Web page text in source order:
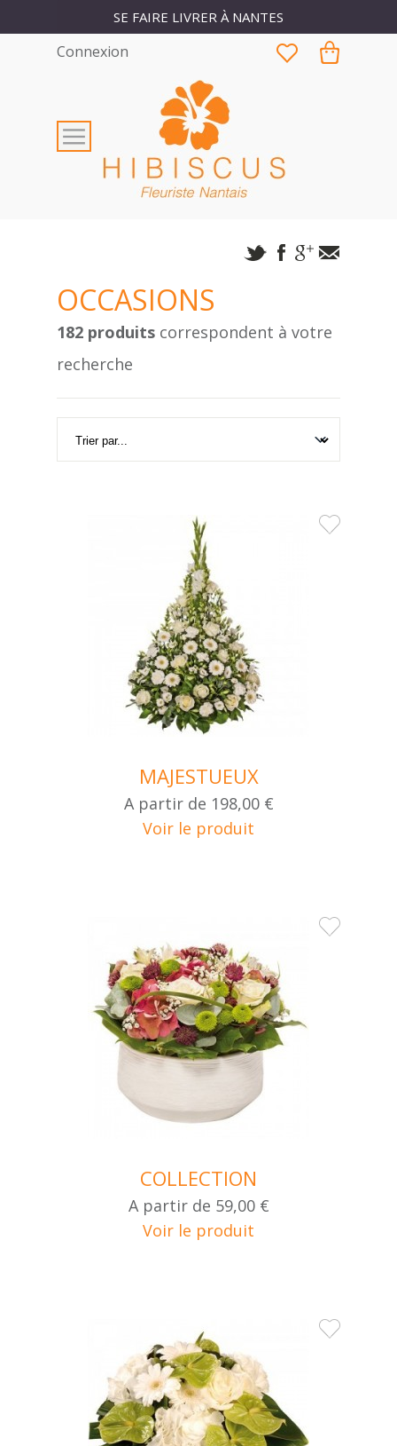
Connexion
SE FAIRE LIVRER À NANTES
OCCASIONS
182 produits correspondent à votre
recherche
MAJESTUEUX
A partir de 198,00 €
Voir le produit
COLLECTION
A partir de 59,00 €
Voir le produit